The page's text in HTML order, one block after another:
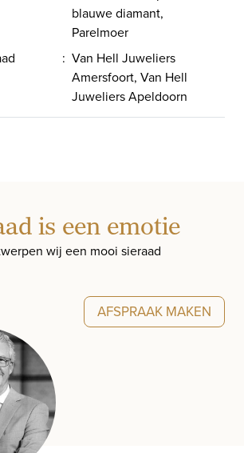
blauwe diamant,
Parelmoer
: Van Hell Juweliers
Amersfoort, Van Hell
Juweliers Apeldoorn
is een emotie
wij een mooi sieraad
AFSPRAAK MAKEN